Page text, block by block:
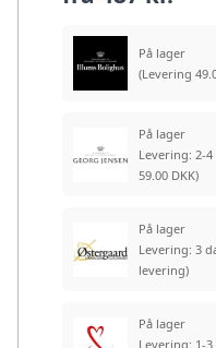
På lager
(Levering
På lager
Levering: 2-4
59.00 DKK)
På lager
Levering: 3
levering)
På lager
Levering: 1-3